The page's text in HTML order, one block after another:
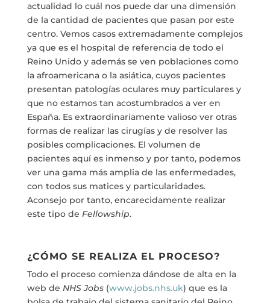
actualidad lo cuál nos puede dar una dimensión
de la cantidad de pacientes que pasan por este
centro. Vemos casos extremadamente complejos
ya que es el hospital de referencia de todo el
Reino Unido y además se ven poblaciones como
la afroamericana o la asiática, cuyos pacientes
presentan patologías oculares muy particulares y
que no estamos tan acostumbrados a ver en
España. Es extraordinariamente valioso ver otras
formas de realizar las cirugías y de resolver las
posibles complicaciones. El volumen de
pacientes aquí es inmenso y por tanto, podemos
ver una gama más amplia de las enfermedades,
con todos sus matices y particularidades.
Aconsejo por tanto, encarecidamente realizar
este tipo de Fellowship.
¿CÓMO SE REALIZA EL PROCESO?
Todo el proceso comienza dándose de alta en la
web de NHS Jobs(www.jobs.nhs.uk) que es la